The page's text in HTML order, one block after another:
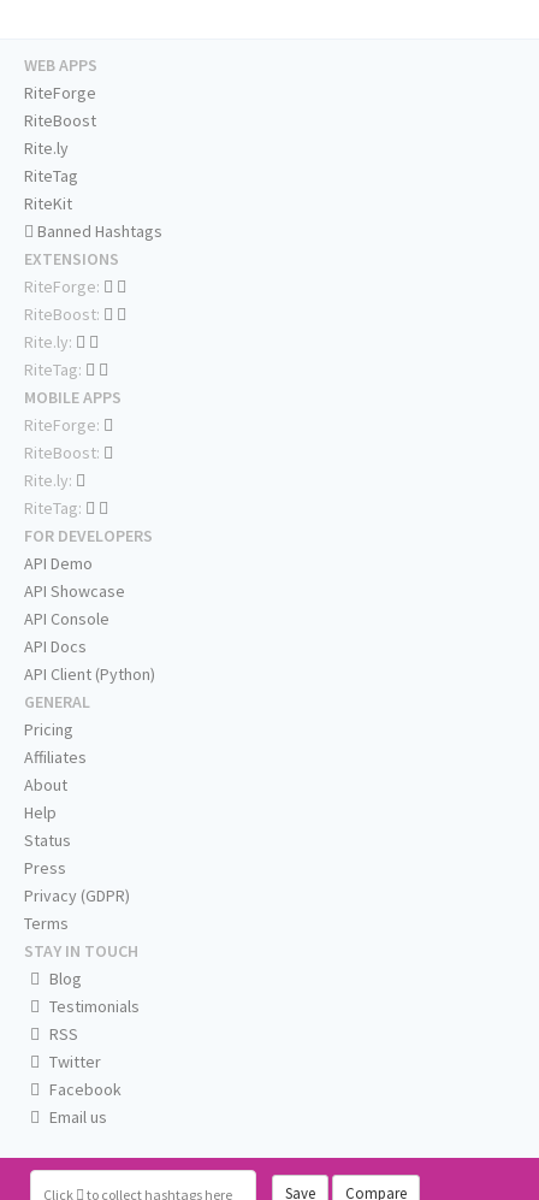
Click to collect hashtags here Save Compare
WEB APPS
RiteForge
RiteBoost
Rite.ly
RiteTag
RiteKit
Banned Hashtags
EXTENSIONS
RiteForge:
RiteBoost:
Rite.ly:
RiteTag:
MOBILE APPS
RiteForge:
RiteBoost:
Rite.ly:
RiteTag:
FOR DEVELOPERS
API Demo
API Showcase
API Console
API Docs
API Client (Python)
GENERAL
Pricing
Affiliates
About
Help
Status
Press
Privacy (GDPR)
Terms
STAY IN TOUCH
Blog
Testimonials
RSS
Twitter
Facebook
Email us